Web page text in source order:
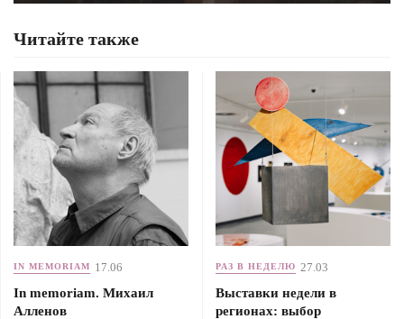
Читайте также
IN MEMORIAM 17.06
In memoriam. Михаил
Алленов
РАЗ В НЕДЕЛЮ 27.03
Выставки недели в
регионах: выбор